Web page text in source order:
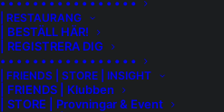
| RESTAURANG
| BESTÄLL HÄR!
| REGISTRERA DIG
• • • • • • • • • • • • • • • • •
| FRIENDS | STORE | INSIGHT
| FRIENDS | Klubben
| STORE | Provningar & Event